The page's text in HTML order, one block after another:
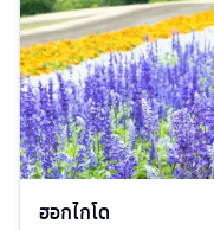
ฮอกไกโด